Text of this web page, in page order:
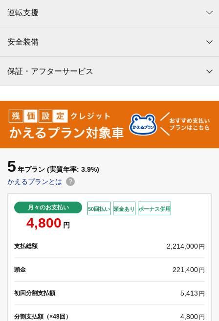
運転支援
安全装備
保証・アフターサービス
5 年プラン (実質年率: 3.9%)
かえるプランとは
?
月々のお支払い
4,800 円
50回払い 頭金あり ボーナス併用
支払総額 2,214,000 円
頭金 221,400 円
初回分割支払額 5,413 円
分割支払額（×48回） 4,800 円